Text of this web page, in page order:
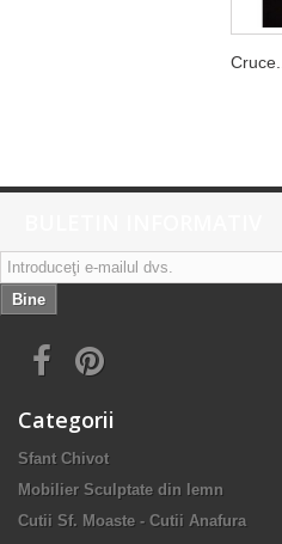
Cruce...
Bine
Categorii
Sfant Chivot
Mobilier Sculptate din lemn
Cutii Sf. Moaste - Cutii Anafura